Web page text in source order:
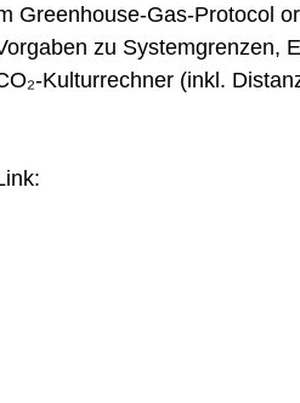
Gas-Pro­to­col
zu Sys­tem­gren­zen,
Kul­tur­rech­ner (inkl.